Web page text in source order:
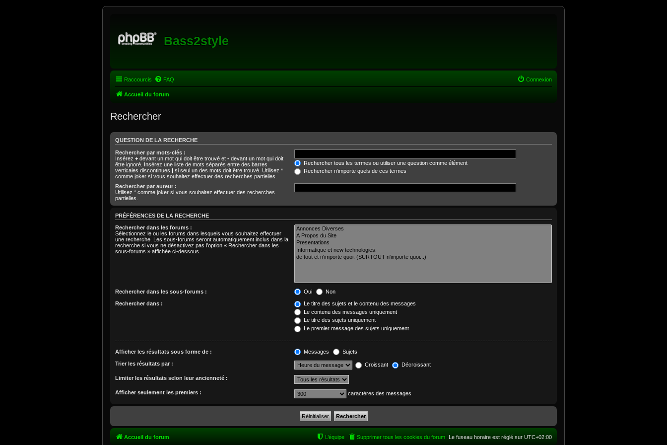
Bass2style
Raccourcis FAQ Connexion
Accueil du forum
Rechercher
QUESTION DE LA RECHERCHE
Rechercher par mots-clés :
Insérez + devant un mot qui doit être trouvé et - devant un mot qui doit
être ignoré. Insérez une liste de mots séparés entre des barres
verticales discontinues | si seul un des mots doit être trouvé. Utilisez *
comme joker si vous souhaitez effectuer des recherches partielles.
Rechercher tous les termes ou utiliser une question comme élément
Rechercher n’importe quels de ces termes
Rechercher par auteur :
Utilisez * comme joker si vous souhaitez effectuer des recherches
partielles.
PRÉFÉRENCES DE LA RECHERCHE
Rechercher dans les forums :
Sélectionnez le ou les forums dans lesquels vous souhaitez effectuer
une recherche. Les sous-forums seront automatiquement inclus dans la
recherche si vous ne désactivez pas l’option « Rechercher dans les
sous-forums » affichée ci-dessous.
Rechercher dans les sous-forums : Oui Non
Rechercher dans :
Le titre des sujets et le contenu des messages
Le contenu des messages uniquement
Le titre des sujets uniquement
Le premier message des sujets uniquement
Afficher les résultats sous forme de : Messages Sujets
Trier les résultats par : Croissant Décroissant
Limiter les résultats selon leur ancienneté :
Afficher seulement les premiers : caractères des messages
Accueil du forum Le fuseau horaire est réglé sur UTC+02:00
Supprimer tous les cookies du forum
L’équipe